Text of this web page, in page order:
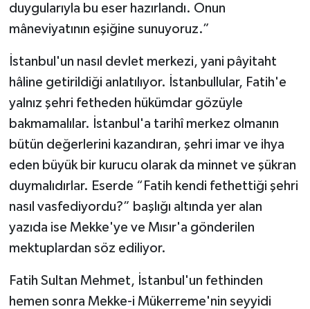
duygularıyla bu eser hazırlandı. Onun
mâneviyatının eşiğine sunuyoruz.”
İstanbul'un nasıl devlet merkezi, yani pâyitaht
hâline getirildiği anlatılıyor. İstanbullular, Fatih'e
yalnız şehri fetheden hükümdar gözüyle
bakmamalılar. İstanbul'a tarihî merkez olmanın
bütün değerlerini kazandıran, şehri imar ve ihya
eden büyük bir kurucu olarak da minnet ve şükran
duymalıdırlar. Eserde “Fatih kendi fethettiği şehri
nasıl vasfediyordu?” başlığı altında yer alan
yazıda ise Mekke'ye ve Mısır'a gönderilen
mektuplardan söz ediliyor.
Fatih Sultan Mehmet, İstanbul'un fethinden
hemen sonra Mekke-i Mükerreme'nin seyyidi